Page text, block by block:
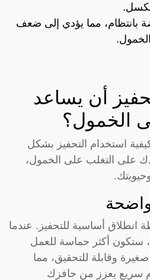
بانتظام، مما يؤدي إلى ضعف
أن يساعد
الخمول؟
استخدام التحفيز بشكل
على التغلب على الخمول،
انطلاق أساسية للتحفيز. عندما
ستكون أكثر حماسة للعمل
وقابلة للتحقيق، مما
سريع يعزز من حافزك